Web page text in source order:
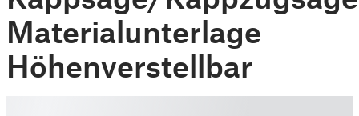
Materialunterlage
Höhenverstellbar